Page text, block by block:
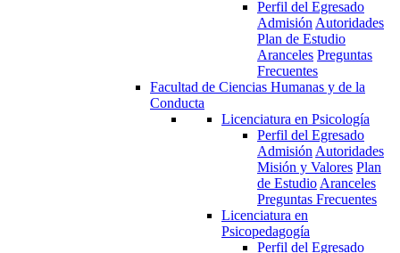
Perfil del Egresado
Admisión Autoridades
Plan de Estudio
Aranceles Preguntas
Frecuentes
Facultad de Ciencias Humanas y de la
Conducta
Licenciatura en Psicología
Perfil del Egresado
Admisión Autoridades
Misión y Valores Plan
de Estudio Aranceles
Preguntas Frecuentes
Licenciatura en
Psicopedagogía
Perfil del Egresado